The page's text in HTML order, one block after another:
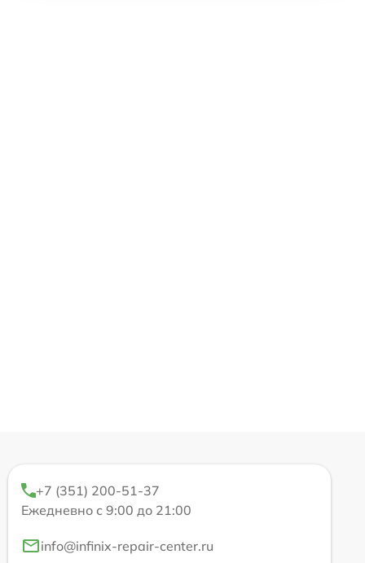
+7 (351) 200-51-37
Ежедневно с 9:00 до 21:00
info@infinix-repair-center.ru